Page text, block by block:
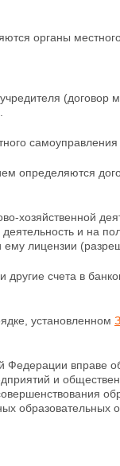
органы
(договор
самоуправления
определяются
хозяйственной
и на
лицензии
счета в
установленном
Федерации вправе
и
образовательных